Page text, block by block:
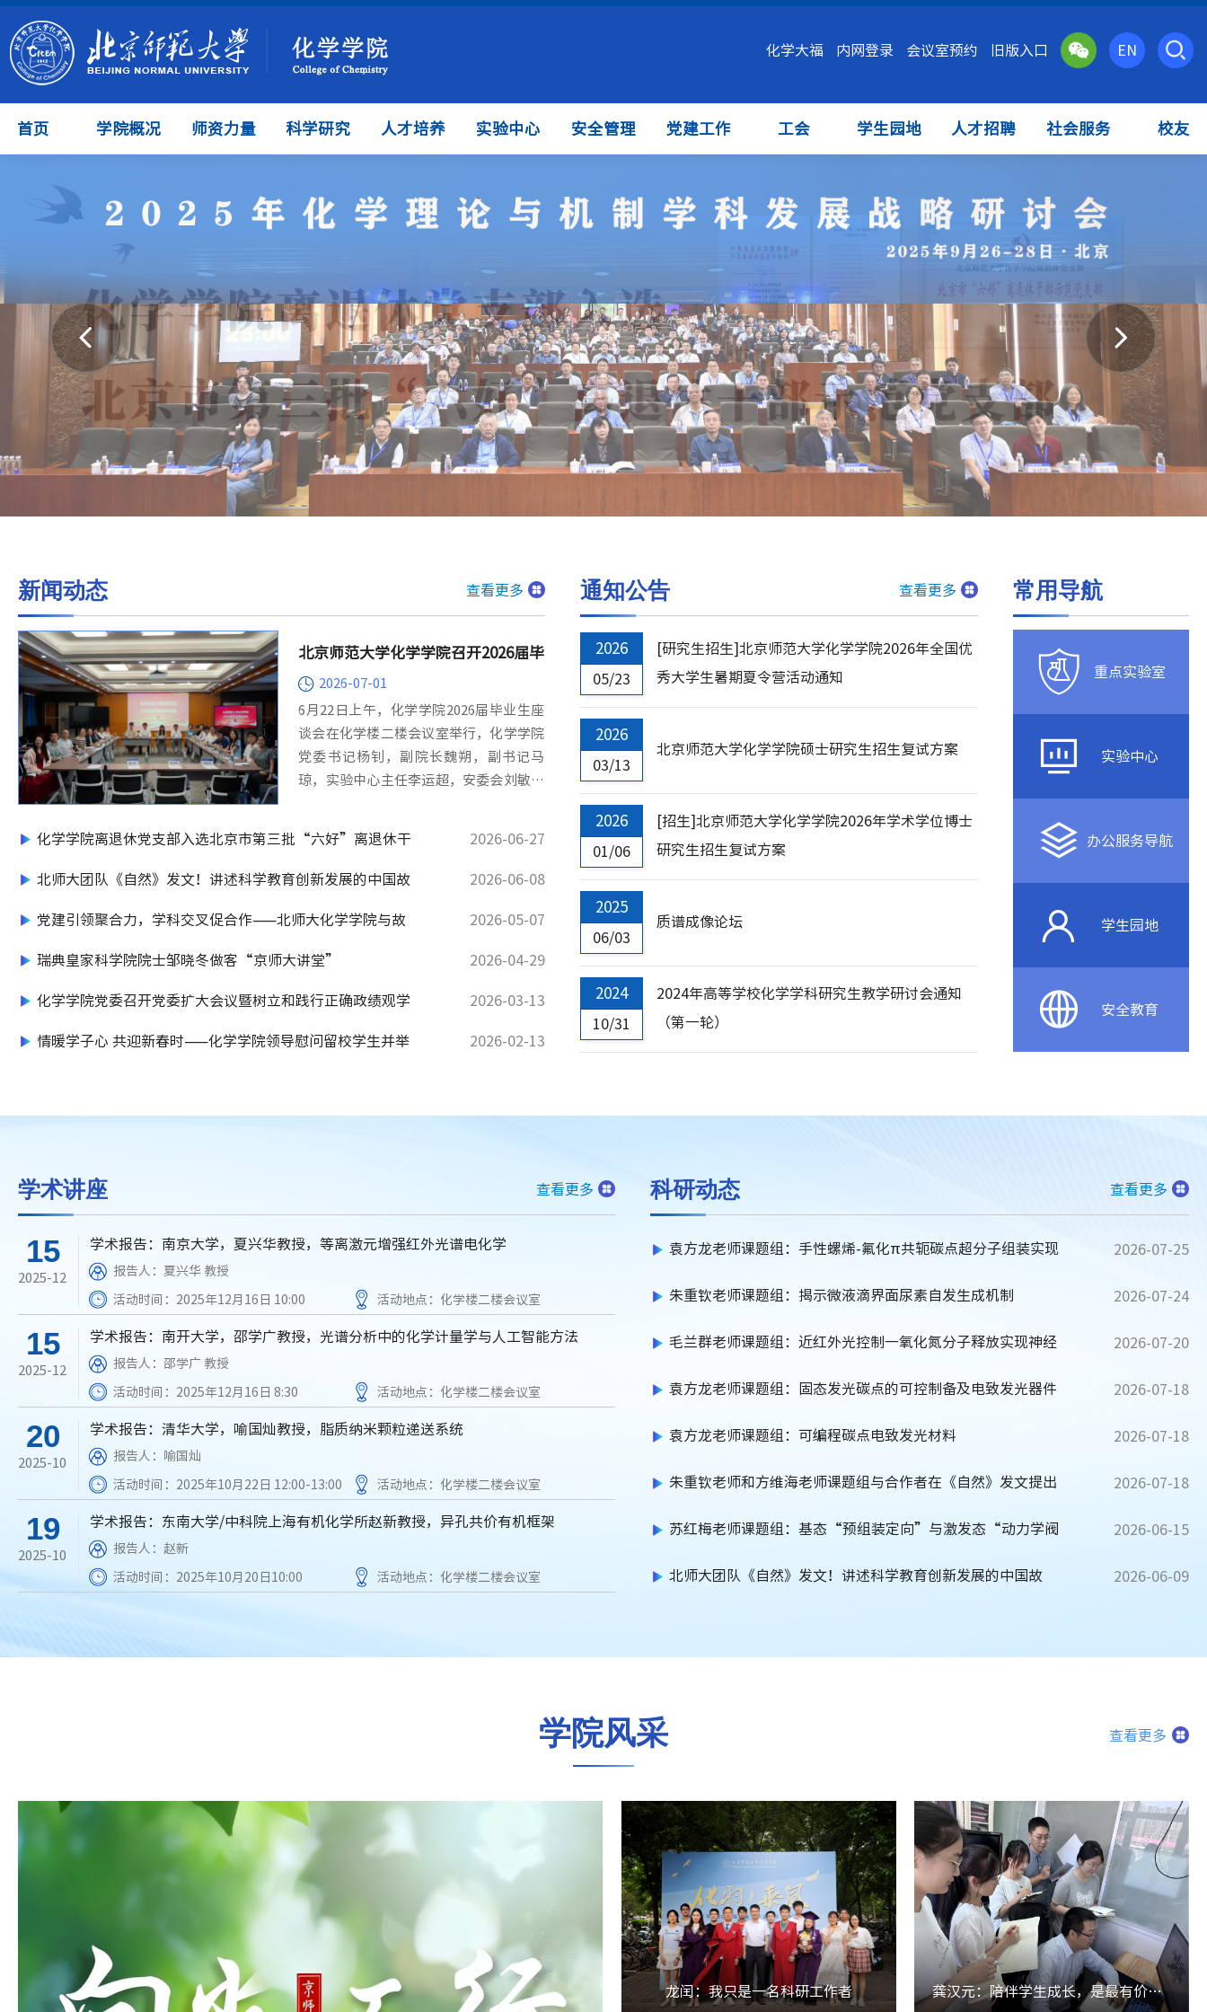
首页 学院概况 师资力量 科学研究 人才培养 实验中心 安全管理 党建工作 工会 学生园地 人才招聘 社会服务 校友
化学大福 内网登录 会议室预约 旧版入口 EN
新闻动态 查看更多
北京师范大学化学学院召开2026届毕
业生座谈会
2026-07-01
6月22日上午，化学学院2026届毕业生座
谈会在化学楼二楼会议室举行，化学学院
党委书记杨钊，副院长魏朔，副书记马
琼，实验中心主任李运超，安委会刘敏，
副书记马琼主持。
2026-06-27
化学学院离退休党支部入选北京市第三批“六好”离退休干
部示范党支部 2026-06-08
北师大团队《自然》发文！讲述科学教育创新发展的中国故
事！ 2026-05-07
党建引领聚合力，学科交叉促合作——北师大化学学院与故
宫博物院文物修复部党支部开展共建交流活动 2026-04-29
瑞典皇家科学院院士邹晓冬做客“京师大讲堂”
2026-03-13
化学学院党委召开党委扩大会议暨树立和践行正确政绩观学
习教育启动部署会 2026-02-13
情暖学子心 共迎新春时——化学学院领导慰问留校学生并举
通知公告 查看更多
2026
05/23
[研究生招生]北京师范大学化学学院2026年全国优
秀大学生暑期夏令营活动通知
2026
03/13
北京师范大学化学学院硕士研究生招生复试方案
2026
01/06
[招生]北京师范大学化学学院2026年学术学位博士
研究生招生复试方案
2025
06/03
质谱成像论坛
2024
10/31
2024年高等学校化学学科研究生教学研讨会通知
（第一轮）
常用导航
重点实验室
实验中心
办公服务导航
学生园地
安全教育
学术讲座 查看更多
15
2025-12
学术报告：南京大学，夏兴华教授，等离激元增强红外光谱电化学
报告人：夏兴华 教授
活动时间：2025年12月16日 10:00 活动地点：化学楼二楼会议室
15
2025-12
学术报告：南开大学，邵学广教授，光谱分析中的化学计量学与人工智能方法
报告人：邵学广 教授
活动时间：2025年12月16日 8:30 活动地点：化学楼二楼会议室
20
2025-10
学术报告：清华大学，喻国灿教授，脂质纳米颗粒递送系统
报告人：喻国灿
活动时间：2025年10月22日 12:00-13:00 活动地点：化学楼二楼会议室
19
2025-10
学术报告：东南大学/中科院上海有机化学所赵新教授，异孔共价有机框架
报告人：赵新
活动时间：2025年10月20日10:00 活动地点：化学楼二楼会议室
科研动态 查看更多
2026-07-25
袁方龙老师课题组：手性螺烯-氟化π共轭碳点超分子组装实现
高性能圆偏振电致发光 2026-07-24
朱重钦老师课题组：揭示微液滴界面尿素自发生成机制
2026-07-20
毛兰群老师课题组：近红外光控制一氧化氮分子释放实现神经
的化学调控 2026-07-18
袁方龙老师课题组：固态发光碳点的可控制备及电致发光器件
集成 2026-07-18
袁方龙老师课题组：可编程碳点电致发光材料
2026-07-18
朱重钦老师和方维海老师课题组与合作者在《自然》发文提出
纳米限域水/冰“时序分离”... 2026-06-15
苏红梅老师课题组：基态“预组装定向”与激发态“动力学阀
门”协同作用的EDA光催化... 2026-06-09
北师大团队《自然》发文！讲述科学教育创新发展的中国故
学院风采 查看更多
龙闰：我只是一名科研工作者 龚汉元：陪伴学生成长，是最有价值的事